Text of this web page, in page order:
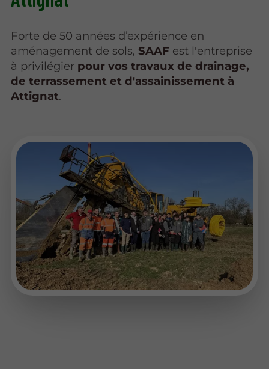
Forte de 50 années d’expérience en
aménagement de sols,SAAF est l'entreprise
à privilégier pour vos travaux de drainage,
de terrassement et d'assainissement à
Attignat.